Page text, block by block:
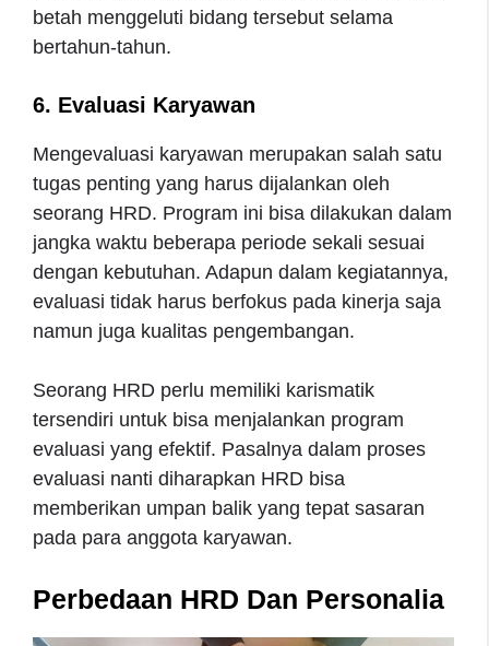
betah menggeluti bidang tersebut selama
bertahun-tahun.
6. Evaluasi Karyawan
Mengevaluasi karyawan merupakan salah satu
tugas penting yang harus dijalankan oleh
seorang HRD. Program ini bisa dilakukan dalam
jangka waktu beberapa periode sekali sesuai
dengan kebutuhan. Adapun dalam kegiatannya,
evaluasi tidak harus berfokus pada kinerja saja
namun juga kualitas pengembangan.
Seorang HRD perlu memiliki karismatik
tersendiri untuk bisa menjalankan program
evaluasi yang efektif. Pasalnya dalam proses
evaluasi nanti diharapkan HRD bisa
memberikan umpan balik yang tepat sasaran
pada para anggota karyawan.
Perbedaan HRD Dan Personalia